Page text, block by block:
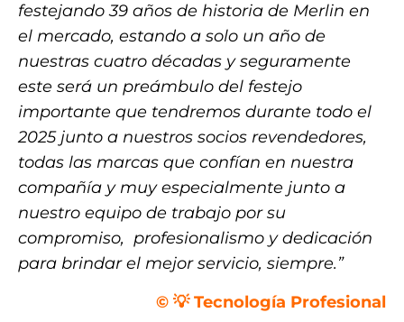
festejando 39 años de historia de Merlin en
el mercado, estando a solo un año de
nuestras cuatro décadas y seguramente
este será un preámbulo del festejo
importante que tendremos durante todo el
2025 junto a nuestros socios revendedores,
todas las marcas que confían en nuestra
compañía y muy especialmente junto a
nuestro equipo de trabajo por su
compromiso, profesionalismo y dedicación
para brindar el mejor servicio, siempre.”
© 💡 Tecnología Profesional